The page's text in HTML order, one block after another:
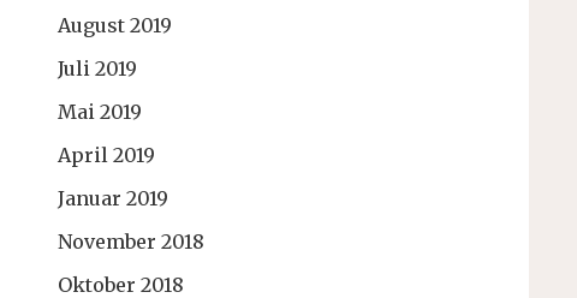
August 2019
Juli 2019
Mai 2019
April 2019
Januar 2019
November 2018
Oktober 2018